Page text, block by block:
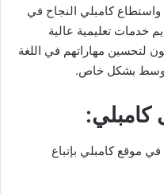
واستطاع كامبلي النجاح في
خدمات تعليمية عالية
لتحسين مهاراتهم في اللغة
بشكل خاص.
كامبلي:
موقع كامبلي بإتباع